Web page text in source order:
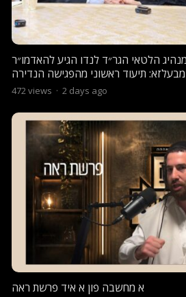
הלטאי הגר״ד לנדו הגיע להאדמו״ר
מבעלזא: תיעוד ראשוני מהפגישה הנדירה
472views · 2 days ago
א מחשבה פון א איד פרשת ראה